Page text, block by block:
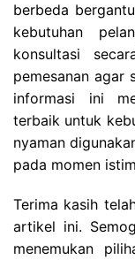
berbeda
kebutuhan
konsultasi
pemesanan agar
informasi ini
terbaik untuk
nyaman
pada momen
Terima kasih
artikel ini.
menemukan